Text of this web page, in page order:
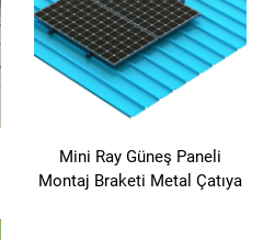
Mini Ray Güneş Paneli
Montaj Braketi Metal Çatıya